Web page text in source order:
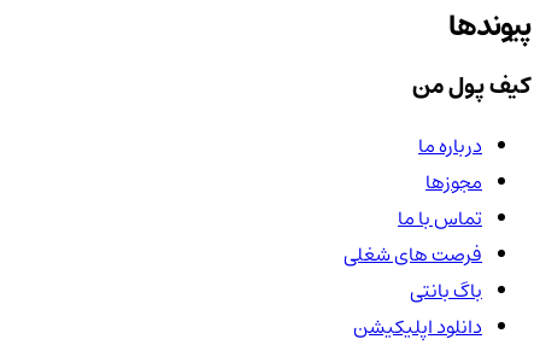
پیوندها
کیف پول من
درباره ما
مجوزها
تماس با ما
فرصت های شغلی
باگ بانتی
دانلود اپلیکیشن